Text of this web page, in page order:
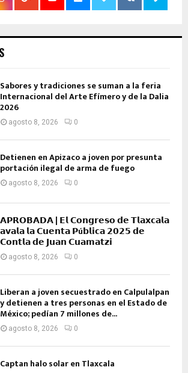
Sabores y tradiciones se suman a la feria
Internacional del Arte Efímero y de la Dalia
2026
agosto 8, 2026 0
Detienen en Apizaco a joven por presunta
portación ilegal de arma de fuego
agosto 8, 2026 0
𝗔𝗣𝗥𝗢𝗕𝗔𝗗𝗔 | 𝗘𝗹 𝗖𝗼𝗻𝗴𝗿𝗲𝘀𝗼 𝗱𝗲 𝗧𝗹𝗮𝘅𝗰𝗮𝗹𝗮
𝗮𝘃𝗮𝗹𝗮 𝗹𝗮 𝗖𝘂𝗲𝗻𝘁𝗮 𝗣ú𝗯𝗹𝗶𝗰𝗮 𝟮𝟬𝟮𝟱 𝗱𝗲
𝗖𝗼𝗻𝘁𝗹𝗮 𝗱𝗲 𝗝𝘂𝗮𝗻 𝗖𝘂𝗮𝗺𝗮𝘁𝘇𝗶
agosto 8, 2026 0
Liberan a joven secuestrado en Calpulalpan
y detienen a tres personas en el Estado de
México; pedían 7 millones de...
agosto 8, 2026 0
Captan halo solar en Tlaxcala